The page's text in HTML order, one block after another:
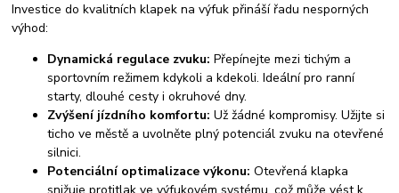
Investice do kvalitních klapek na výfuk přináší řadu nesporných
výhod:
Dynamická regulace zvuku: Přepínejte mezi tichým a
sportovním režimem kdykoli a kdekoli. Ideální pro ranní
starty, dlouhé cesty i okruhové dny.
Zvýšení jízdního komfortu: Už žádné kompromisy. Užijte si
ticho ve městě a uvolněte plný potenciál zvuku na otevřené
silnici.
Potenciální optimalizace výkonu: Otevřená klapka